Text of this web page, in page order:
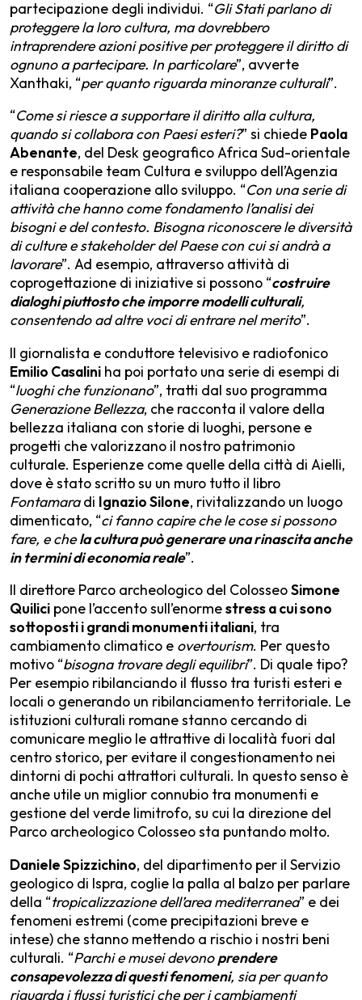
partecipazione degli individui. “Gli Stati parlano di
proteggere la loro cultura, ma dovrebbero
intraprendere azioni positive per proteggere il diritto di
ognuno a partecipare. In particolare”, avverte
Xanthaki, “per quanto riguarda minoranze culturali”.
“Come si riesce a supportare il diritto alla cultura,
quando si collabora con Paesi esteri?” si chiede Paola
Abenante, del Desk geografico Africa Sud-orientale
e responsabile team Cultura e sviluppo dell’Agenzia
italiana cooperazione allo sviluppo. “Con una serie di
attività che hanno come fondamento l’analisi dei
bisogni e del contesto. Bisogna riconoscere le diversità
di culture e stakeholder del Paese con cui si andrà a
lavorare”. Ad esempio, attraverso attività di
coprogettazione di iniziative si possono “costruire
dialoghi piuttosto che imporre modelli culturali,
consentendo ad altre voci di entrare nel merito”.
Il giornalista e conduttore televisivo e radiofonico
Emilio Casalini ha poi portato una serie di esempi di
“luoghi che funzionano”, tratti dal suo programma
Generazione Bellezza, che racconta il valore della
bellezza italiana con storie di luoghi, persone e
progetti che valorizzano il nostro patrimonio
culturale. Esperienze come quelle della città di Aielli,
dove è stato scritto su un muro tutto il libro
Fontamaradi Ignazio Silone, rivitalizzando un luogo
dimenticato, “ci fanno capire che le cose si possono
fare, e chela cultura può generare una rinascita anche
in termini di economia reale”.
Il direttore Parco archeologico del ColosseoSimone
Quilici pone l’accento sull’enormestress a cui sono
sottoposti i grandi monumenti italiani, tra
cambiamento climatico e overtourism. Per questo
motivo “bisogna trovare degli equilibri”. Di quale tipo?
Per esempio ribilanciando il flusso tra turisti esteri e
locali o generando un ribilanciamento territoriale. Le
istituzioni culturali romane stanno cercando di
comunicare meglio le attrattive di località fuori dal
centro storico, per evitare il congestionamento nei
dintorni di pochi attrattori culturali. In questo senso è
anche utile un miglior connubio tra monumenti e
gestione del verde limitrofo, su cui la direzione del
Parco archeologico Colosseo sta puntando molto.
Daniele Spizzichino, del dipartimento per il Servizio
geologico di Ispra, coglie la palla al balzo per parlare
della “tropicalizzazione dell’area mediterranea” e dei
fenomeni estremi (come precipitazioni breve e
intese) che stanno mettendo a rischio i nostri beni
culturali. “Parchi e musei devonoprendere
consapevolezza di questi fenomeni, sia per quanto
riguarda i flussi turistici che per i cambiamenti